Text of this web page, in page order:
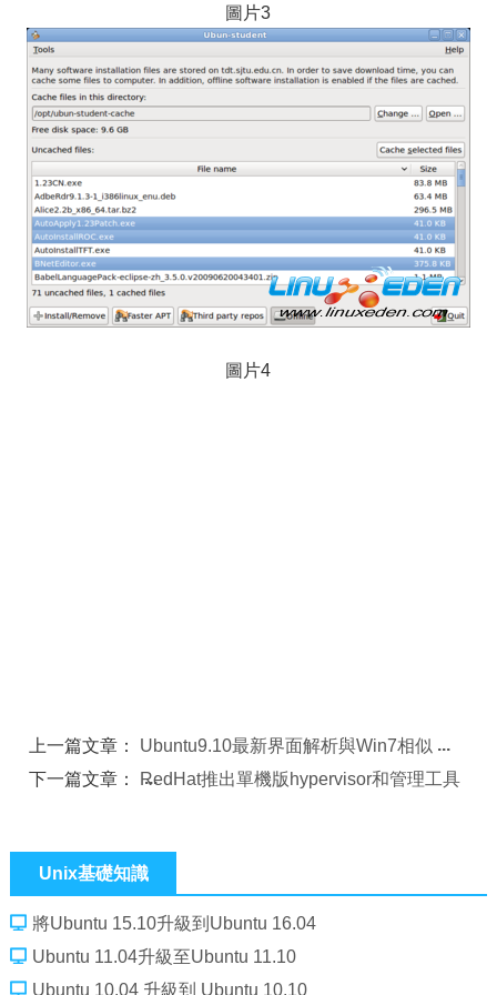
圖片3
圖片4
上一篇文章： Ubuntu9.10最新界面解析與Win7相似
下一篇文章：
RedHat推出單機版hypervisor和管理工具
Unix基礎知識
將Ubuntu 15.10升級到Ubuntu 16.04
Ubuntu 11.04升級至Ubuntu 11.10
Ubuntu 10.04 升級到 Ubuntu 10.10